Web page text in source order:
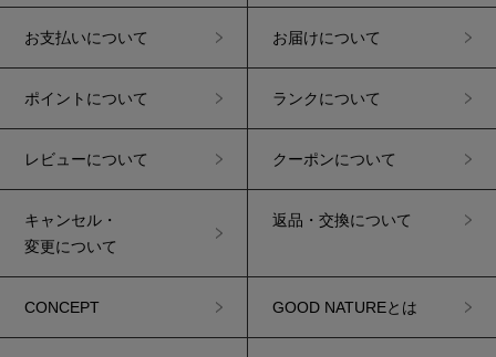
お支払いについて お届けについて
ポイントについて ランクについて
レビューについて クーポンについて
キャンセル・
変更について
返品・交換について
CONCEPT GOOD NATUREとは